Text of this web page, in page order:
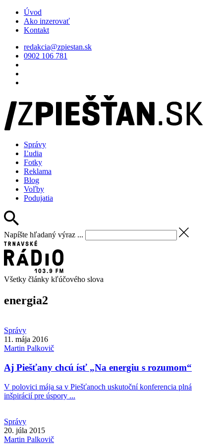
Úvod
Ako inzerovať
Kontakt
redakcia@zpiestan.sk
0902 106 781
Správy
Ľudia
Fotky
Reklama
Blog
Voľby
Podujatia
Napíšte hľadaný výraz ...
Všetky články kľúčového slova
energia2
Správy
11. mája 2016
Martin Palkovič
Aj Piešťany chcú ísť „Na energiu s rozumom“
V polovici mája sa v Piešťanoch uskutoční konferencia plná
inšpirácií pre úspory ...
Správy
20. júla 2015
Martin Palkovič